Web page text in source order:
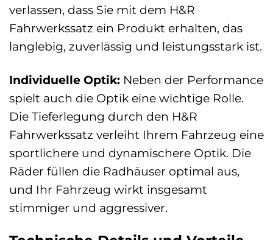
verlassen, dass Sie mit dem H&R
Fahrwerkssatz ein Produkt erhalten, das
langlebig, zuverlässig und leistungsstark ist.
Individuelle Optik: Neben der Performance
spielt auch die Optik eine wichtige Rolle.
Die Tieferlegung durch den H&R
Fahrwerkssatz verleiht Ihrem Fahrzeug eine
sportlichere und dynamischere Optik. Die
Räder füllen die Radhäuser optimal aus,
und Ihr Fahrzeug wirkt insgesamt
stimmiger und aggressiver.